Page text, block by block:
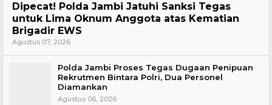
Dipecat! Polda Jambi Jatuhi Sanksi Tegas
untuk Lima Oknum Anggota atas Kematian
Brigadir EWS
Agustus 07, 2026
Polda Jambi Proses Tegas Dugaan Penipuan
Rekrutmen Bintara Polri, Dua Personel
Diamankan
Agustus 06, 2026